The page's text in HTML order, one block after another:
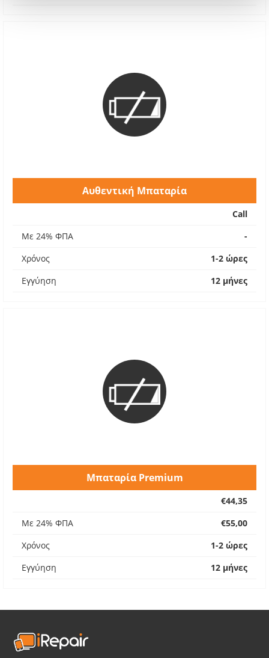
Αυθεντική Μπαταρία
Call
Με 24% ΦΠΑ
-
Χρόνος
1-2 ώρες
Εγγύηση
12 μήνες
Μπαταρία Premium
€44,35
Με 24% ΦΠΑ
€55,00
Χρόνος
1-2 ώρες
Εγγύηση
12 μήνες